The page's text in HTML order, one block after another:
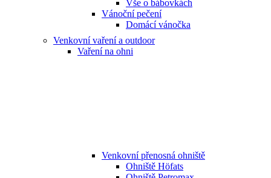
Vše o bábovkách
Vánoční pečení
Domácí vánočka
Venkovní vaření a outdoor
Vaření na ohni
Venkovní přenosná ohniště
Ohniště Höfats